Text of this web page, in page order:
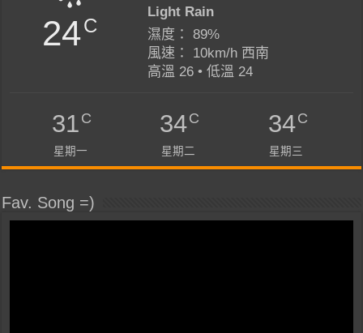
24C
Light Rain
濕度： 89%
風速： 10km/h 西南
高溫 26 • 低溫 24
31C
星期一
34C
星期二
34C
星期三
Fav. Song =)